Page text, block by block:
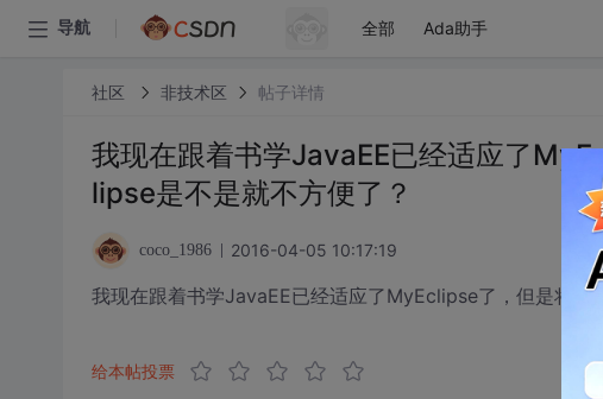
导航 全部 Ada助手
社区 非技术区 帖子详情
我现在跟着书学JavaEE已经适应了
lipse是不是就不方便了？
coco_1986 2016-04-05 10:17:19
我现在跟着书学JavaEE已经适应了MyEclipse了，但是将
给本帖投票